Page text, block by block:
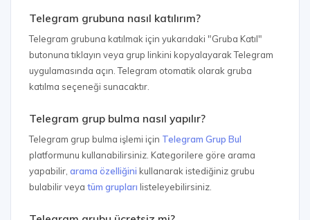
Telegram grubuna nasıl katılırım?
Telegram grubuna katılmak için yukarıdaki "Gruba Katıl"
butonuna tıklayın veya grup linkini kopyalayarak Telegram
uygulamasında açın. Telegram otomatik olarak gruba
katılma seçeneği sunacaktır.
Telegram grup bulma nasıl yapılır?
Telegram grup bulma işlemi için Telegram Grup Bul
platformunu kullanabilirsiniz. Kategorilere göre arama
yapabilir, arama özelliğini kullanarak istediğiniz grubu
bulabilir veya tüm grupları listeleyebilirsiniz.